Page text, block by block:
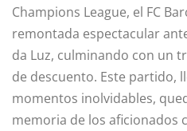
Champions League, el FC
remontada espectacular
da Luz, culminando con un
de descuento. Este partido,
momentos inolvidables,
memoria de los aficionados